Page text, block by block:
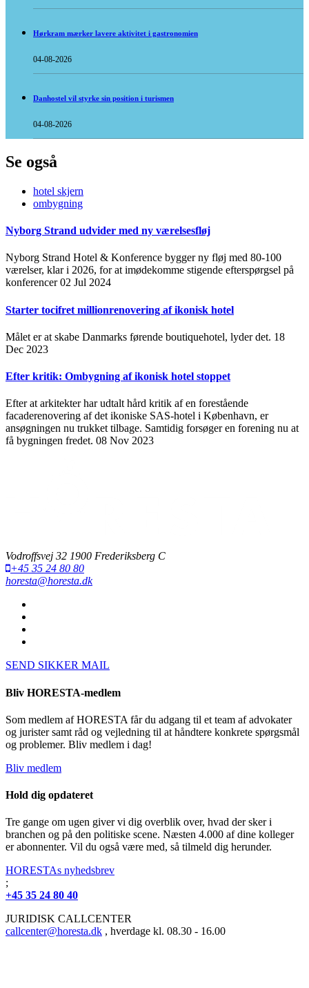
Hørkram mærker lavere aktivitet i gastronomien
04-08-2026
Danhostel vil styrke sin position i turismen
04-08-2026
Se også
hotel skjern
ombygning
Nyborg Strand udvider med ny værelsesfløj
Nyborg Strand Hotel & Konference bygger ny fløj med 80-100
værelser, klar i 2026, for at imødekomme stigende efterspørgsel på
konferencer02 Jul 2024
Starter tocifret millionrenovering af ikonisk hotel
Målet er at skabe Danmarks førende boutiquehotel, lyder det. 18
Dec 2023
Efter kritik: Ombygning af ikonisk hotel stoppet
Efter at arkitekter har udtalt hård kritik af en forestående
facaderenovering af det ikoniske SAS-hotel i København, er
ansøgningen nu trukket tilbage. Samtidig forsøger en forening nu at
få bygningen fredet. 08 Nov 2023
Vodroffsvej 32 1900 Frederiksberg C
+45 35 24 80 80
horesta@horesta.dk
SEND SIKKER MAIL
Bliv HORESTA-medlem
Som medlem af HORESTA får du adgang til et team af advokater
og jurister samt råd og vejledning til at håndtere konkrete spørgsmål
og problemer. Bliv medlem i dag!
Bliv medlem
Hold dig opdateret
Tre gange om ugen giver vi dig overblik over, hvad der sker i
branchen og på den politiske scene. Næsten 4.000 af dine kolleger
er abonnenter. Vil du også være med, så tilmeld dig herunder.
HORESTAs nyhedsbrev
;
+45 35 24 80 40
JURIDISK CALLCENTER
callcenter@horesta.dk , hverdage kl. 08.30 - 16.00